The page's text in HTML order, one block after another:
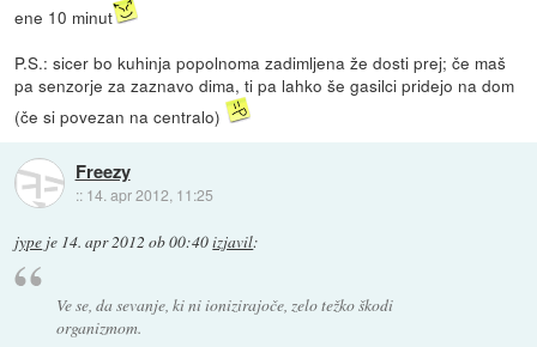
ene 10 minut
P.S.: sicer bo kuhinja popolnoma zadimljena že dosti prej; če maš
pa senzorje za zaznavo dima, ti pa lahko še gasilci pridejo na dom
(če si povezan na centralo)
Freezy
:: 14. apr 2012, 11:25
jype je 14. apr 2012 ob 00:40izjavil:
Ve se, da sevanje, ki ni ionizirajoče, zelo težko škodi
organizmom.